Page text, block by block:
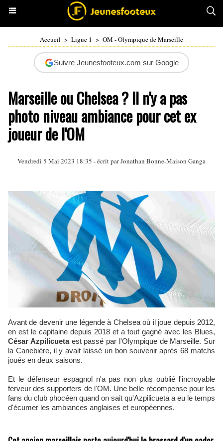
Accueil > Ligue 1 > OM - Olympique de Marseille
Suivre Jeunesfooteux.com sur Google
Marseille ou Chelsea ? Il n'y a pas
photo niveau ambiance pour cet ex
joueur de l'OM
Vendredi 5 Mai 2023 18:35 - écrit parJonathan Bonne-Maison Ganga
Avant de devenir une légende à Chelsea où il joue depuis 2012,
en est le capitaine depuis 2018 et a tout gagné avec les Blues,
César Azpilicuetaest passé par l'Olympique de Marseille. Sur
la Canebière, il y avait laissé un bon souvenir après 68 matchs
joués en deux saisons.
Et le défenseur espagnol n'a pas non plus oublié l'incroyable
ferveur des supporters de l'OM. Une belle récompense pour les
fans du club phocéen quand on sait qu'Azpilicueta a eu le temps
d'écumer les ambiances anglaises et européennes.